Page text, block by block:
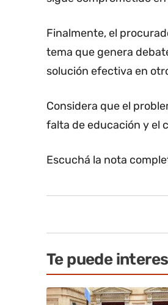
Finalmente, el
tema que genera
solución efectiva en
Considera que el
falta de educación y el
Escuchá la nota
Te puede